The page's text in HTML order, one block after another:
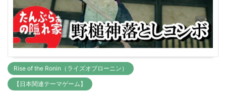
Rise of the Ronin（ライズオブローニン）
【日本関連テーマゲーム】